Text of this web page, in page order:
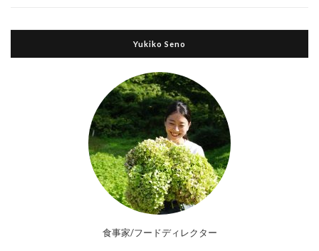
Yukiko Seno
食事家/フードディレクター